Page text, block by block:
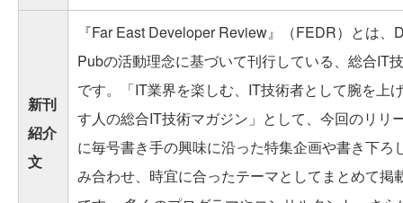
新刊
紹介
文
『Far East Developer Review』（FEDR）とは、
Pubの活動理念に基づいて刊行している、総合IT
です。「IT業界を楽しむ、IT技術者として腕を上
す人の総合IT技術マガジン」として、今回のリリ
に毎号書き手の興味に沿った特集企画や書き下ろ
み合わせ、時宜に合ったテーマとしてまとめて掲